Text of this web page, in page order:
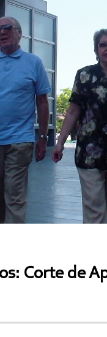
Corte de